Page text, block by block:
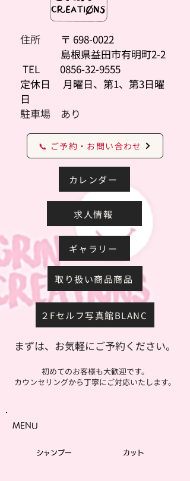
住所 〒 698-0022
島根県益田市有明町2-2
TEL
0856-32-9555
定休日 月曜日、第1、第3日曜
日
駐車場 あり
📞 ご予約・お問い合わせ
カレンダー
求人情報
ギャラリー
取り扱い商品商品
２Fセルフ写真館BLANC
まずは、お気軽にご予約ください。
初めてのお客様も大歓迎です。
カウンセリングから丁寧にご対応いたします。
MENU
シャンプー カット